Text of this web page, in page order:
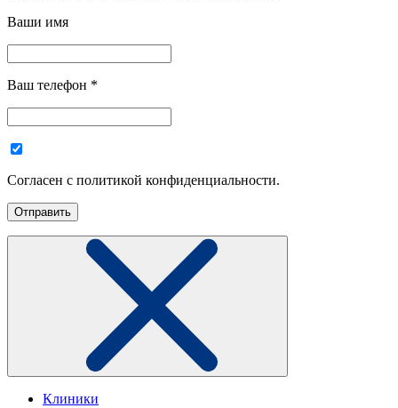
Ваши имя
Ваш телефон *
Согласен с политикой конфиденциальности.
Клиники